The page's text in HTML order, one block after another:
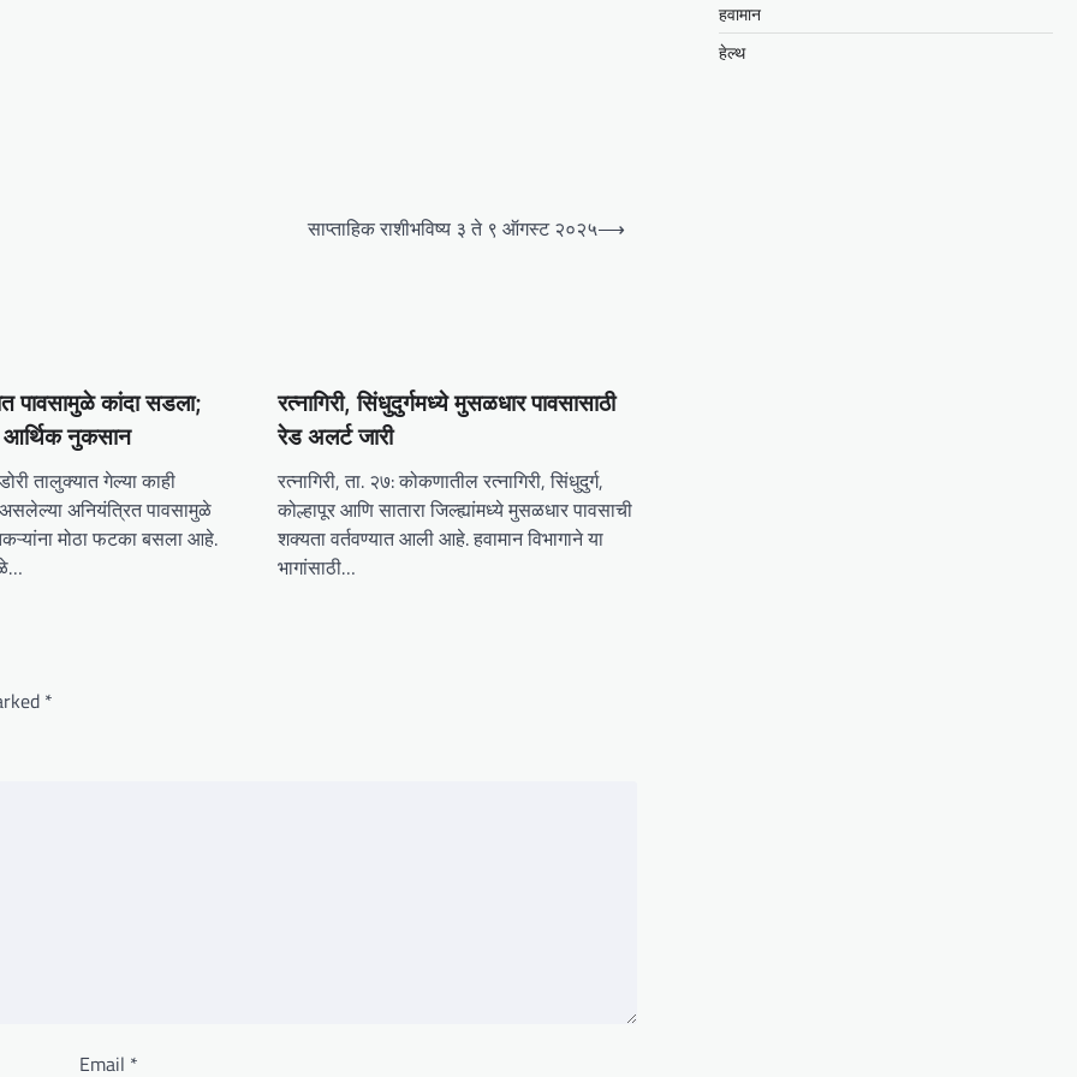
साप्ताहिक राशीभविष्य ३ ते ९ ऑगस्ट २०२५⟶
पावसामुळे कांदा सडला;
आर्थिक नुकसान
तालुक्यात गेल्या काही
अनियंत्रित पावसामुळे
मोठा फटका बसला आहे.
रत्नागिरी, सिंधुदुर्गमध्ये मुसळधार पावसासाठी
रेड अलर्ट जारी
रत्नागिरी, ता. २७: कोकणातील रत्नागिरी, सिंधुदुर्ग,
कोल्हापूर आणि सातारा जिल्ह्यांमध्ये मुसळधार पावसाची
शक्यता वर्तवण्यात आली आहे. हवामान विभागाने या
भागांसाठी…
*
Email *
हवामान
हेल्थ